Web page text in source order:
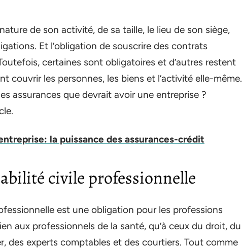
de son activité, de sa taille, le lieu de son siège,
Et l’obligation de souscrire des contrats
certaines sont obligatoires et d’autres restent
couvrir les personnes, les biens et l’activité elle-même.
assurances que devrait avoir une entreprise ?
la puissance des assurances-crédit
civile professionnelle
est une obligation pour les professions
aux professionnels de la santé, qu’à ceux du droit, du
des experts comptables et des courtiers. Tout comme